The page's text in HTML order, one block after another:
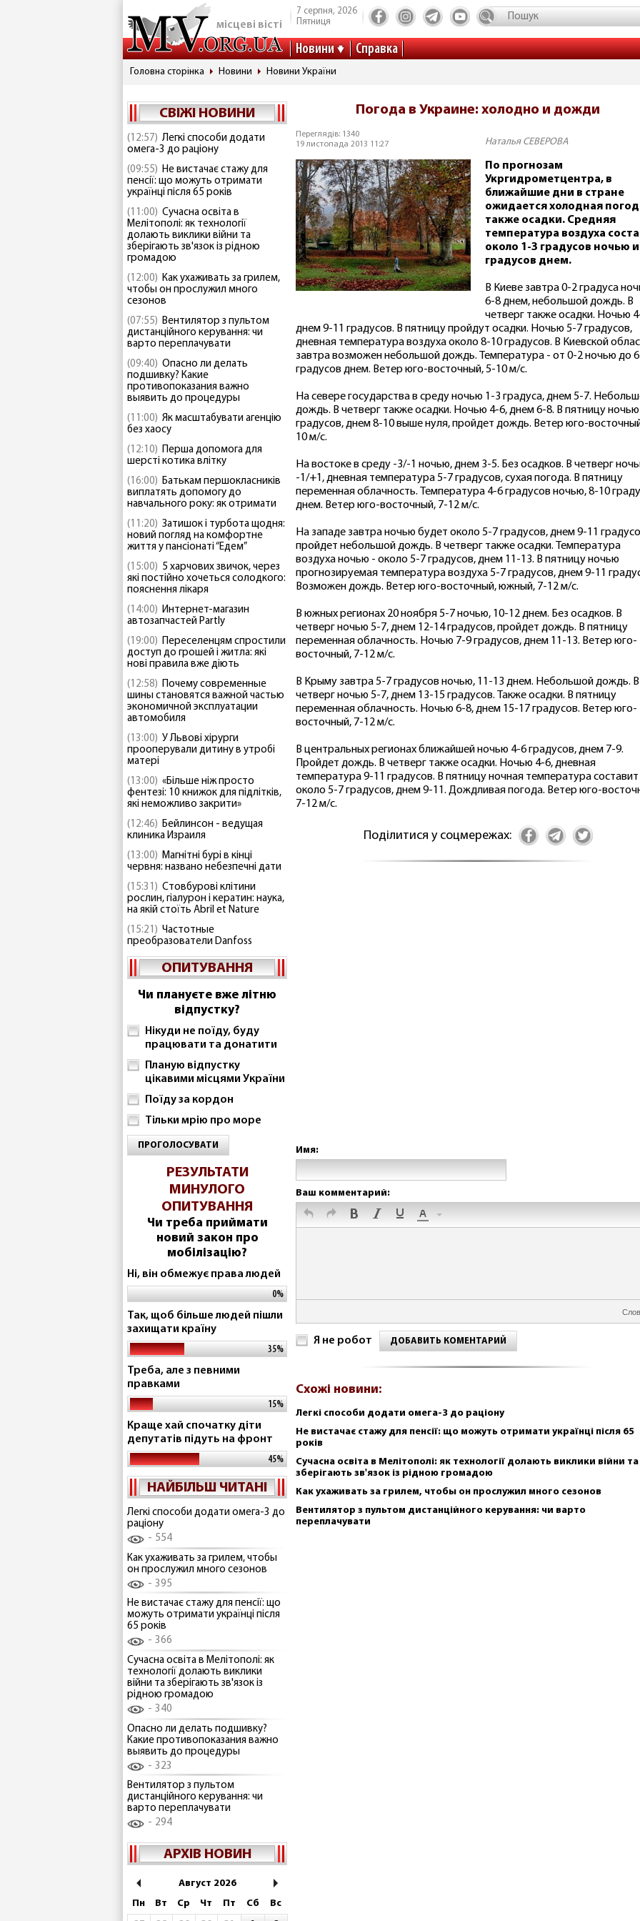
місцеві вісті
7 серпня, 2026
Пятниця
Новини Справка
Головна сторінка Новини Новини України
СВІЖІ НОВИНИ
(12:57) Легкі способи додати
омега-3 до раціону
(09:55) Не вистачає стажу для
пенсії: що можуть отримати
українці після 65 років
(11:00) Сучасна освіта в
Мелітополі: як технології
долають виклики війни та
зберігають зв'язок із рідною
громадою
(12:00) Как ухаживать за грилем,
чтобы он прослужил много
сезонов
(07:55) Вентилятор з пультом
дистанційного керування: чи
варто переплачувати
(09:40) Опасно ли делать
подшивку? Какие
противопоказания важно
выявить до процедуры
(11:00) Як масштабувати агенцію
без хаосу
(12:10) Перша допомога для
шерсті котика влітку
(16:00) Батькам першокласників
виплатять допомогу до
навчального року: як отримати
(11:20) Затишок і турбота щодня:
новий погляд на комфортне
життя у пансіонаті “Едем”
(15:00) 5 харчових звичок, через
які постійно хочеться солодкого:
пояснення лікаря
(14:00) Интернет-магазин
автозапчастей Partly
(19:00) Переселенцям спростили
доступ до грошей і житла: які
нові правила вже діють
(12:58) Почему современные
шины становятся важной частью
экономичной эксплуатации
автомобиля
(13:00) У Львові хірурги
прооперували дитину в утробі
матері
(13:00) «Більше ніж просто
фентезі: 10 книжок для підлітків,
які неможливо закрити»
(12:46) Бейлинсон - ведущая
клиника Израиля
(13:00) Магнітні бурі в кінці
червня: названо небезпечні дати
(15:31) Стовбурові клітини
рослин, гіалурон і кератин: наука,
на якій стоїть Abril et Nature
(15:21) Частотные
преобразователи Danfoss
ОПИТУВАННЯ
Чи плануєте вже літню
відпустку?
Нікуди не поїду, буду
працювати та донатити
Планую відпустку
цікавими місцями України
Поїду за кордон
Тільки мрію про море
ПРОГОЛОСУВАТИ
РЕЗУЛЬТАТИ
МИНУЛОГО
ОПИТУВАННЯ
Чи треба приймати
новий закон про
мобілізацію?
Ні, він обмежує права людей
0%
Так, щоб більше людей пішли
захищати країну
35%
Треба, але з певними
правками
15%
Краще хай спочатку діти
депутатів підуть на фронт
45%
НАЙБІЛЬШ ЧИТАНІ
Легкі способи додати омега-3 до
раціону
554
Как ухаживать за грилем, чтобы
он прослужил много сезонов
395
Не вистачає стажу для пенсії: що
можуть отримати українці після
65 років
366
Сучасна освіта в Мелітополі: як
технології долають виклики
війни та зберігають зв'язок із
рідною громадою
340
Опасно ли делать подшивку?
Какие противопоказания важно
выявить до процедуры
323
Вентилятор з пультом
дистанційного керування: чи
варто переплачувати
294
АРХІВ НОВИН
Август 2026
Пн
Вт Ср Чт Пт Сб
Вс
Погода в Украине: холодно и дожди
Переглядів: 1340
19 листопада 2013 11:27
Наталья СЕВЕРОВА
По прогнозам
Укргидрометцентра, в
ближайшие дни в стране
ожидается холодная
также осадки. Средняя
температура воздуха
около 1-3 градусов ночью
градусов днем.
В Киеве завтра 0-2 градуса
6-8 днем, небольшой дождь. В
четверг также осадки. Ночью
днем 9-11 градусов. В пятницу пройдут осадки. Ночью 5-7 градусов,
дневная температура воздуха около 8-10 градусов. В Киевской
завтра возможен небольшой дождь. Температура - от 0-2 ночью до
градусов днем. Ветер юго-восточный, 5-10 м/с.
На севере государства в среду ночью 1-3 градуса, днем 5-7.
дождь. В четверг также осадки. Ночью 4-6, днем 6-8. В пятницу
градусов, днем 8-10 выше нуля, пройдет дождь. Ветер юго-
10 м/с.
На востоке в среду -3/-1 ночью, днем 3-5. Без осадков. В четверг
-1/+1, дневная температура 5-7 градусов, сухая погода. В пятницу
переменная облачность. Температура 4-6 градусов ночью, 8-10
днем. Ветер юго-восточный, 7-12 м/с.
На западе завтра ночью будет около 5-7 градусов, днем 9-11
пройдет небольшой дождь. В четверг также осадки. Температура
воздуха ночью - около 5-7 градусов, днем 11-13. В пятницу ночью
прогнозируемая температура воздуха 5-7 градусов, днем 9-11
Возможен дождь. Ветер юго-восточный, южный, 7-12 м/с.
В южных регионах 20 ноября 5-7 ночью, 10-12 днем. Без осадков. В
четверг ночью 5-7, днем 12-14 градусов, пройдет дождь. В пятницу
переменная облачность. Ночью 7-9 градусов, днем 11-13. Ветер юго-
восточный, 7-12 м/с.
В Крыму завтра 5-7 градусов ночью, 11-13 днем. Небольшой дождь. В
четверг ночью 5-7, днем 13-15 градусов. Также осадки. В пятницу
переменная облачность. Ночью 6-8, днем 15-17 градусов. Ветер юго-
восточный, 7-12 м/с.
В центральных регионах ближайшей ночью 4-6 градусов, днем 7-9.
Пройдет дождь. В четверг также осадки. Ночью 4-6, дневная
температура 9-11 градусов. В пятницу ночная температура составит
около 5-7 градусов, днем 9-11. Дождливая погода. Ветер юго-
7-12 м/с.
Поділитися у соцмережах:
Имя:
Ваш комментарий:
Я не робот ДОБАВИТЬ КОМЕНТАРИЙ
Схожі новини:
Легкі способи додати омега-3 до раціону
Не вистачає стажу для пенсії: що можуть отримати українці після 65
років
Сучасна освіта в Мелітополі: як технології долають виклики війни та
зберігають зв'язок із рідною громадою
Как ухаживать за грилем, чтобы он прослужил много сезонов
Вентилятор з пультом дистанційного керування: чи варто
переплачувати